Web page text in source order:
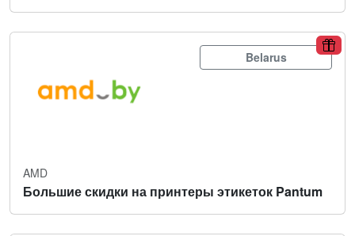
Belarus
AMD
Большие скидки на принтеры этикеток Pantum